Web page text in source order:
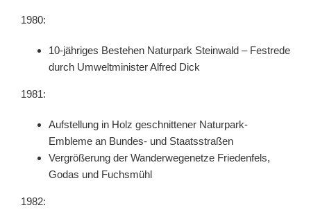
1980:
10-jähriges Bestehen Naturpark Steinwald – Festrede
durch Umweltminister Alfred Dick
1981:
Aufstellung in Holz geschnittener Naturpark-
Embleme an Bundes- und Staatsstraßen
Vergrößerung der Wanderwegenetze Friedenfels,
Godas und Fuchsmühl
1982: